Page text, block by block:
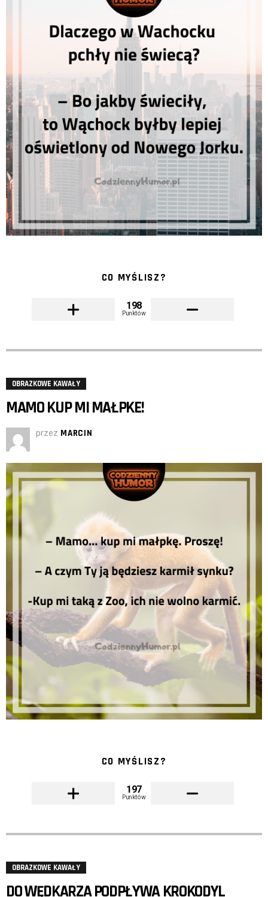
CO MYŚLISZ?
198
Punktów
OBRAZKOWE KAWAŁY
MAMO KUP MI MAŁPKE!
przez MARCIN
CO MYŚLISZ?
197
Punktów
OBRAZKOWE KAWAŁY
DO WĘDKARZA PODPŁYWA KROKODYL